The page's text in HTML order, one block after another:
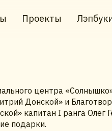
Проекты
центра
Донской» и
капитан I ранга Олег
подарки.